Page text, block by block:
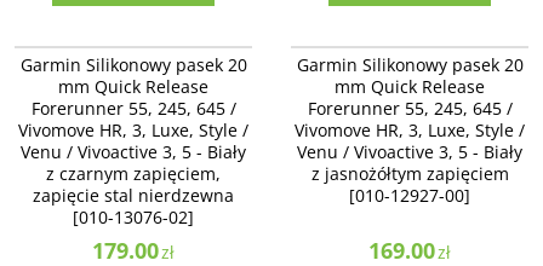
Garmin Silikonowy pasek 20 mm
Quick Release Forerunner 245, 645
/ Vivomove HR, 3, Luxe, Style /
Venu / Vivoactive 3 - Biały z
czarnym zapięciem, zapięcie stal
nierdzewna [010-13076-02]
Garmin Silikonowy pasek 20
mm Quick Release
Forerunner 55, 245, 645 /
Vivomove HR, 3, Luxe, Style /
Venu / Vivoactive 3, 5 - Biały
z czarnym zapięciem,
zapięcie stal nierdzewna
[010-13076-02]
179.00zł
Garmin Silikonowy pasek 20 mm
Quick Release Forerunner 55, 245,
645 / Vivomove HR, 3, Luxe, Style /
Venu / Vivoactive 3 - Biały z
jasnożółtym zapięciem [010-12927-
00]
Garmin Silikonowy pasek 20
mm Quick Release
Forerunner 55, 245, 645 /
Vivomove HR, 3, Luxe, Style /
Venu / Vivoactive 3, 5 - Biały
z jasnożółtym zapięciem
[010-12927-00]
169.00zł